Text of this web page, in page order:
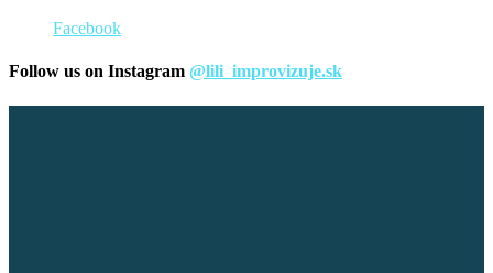
Facebook
Follow us on Instagram @lili_improvizuje.sk